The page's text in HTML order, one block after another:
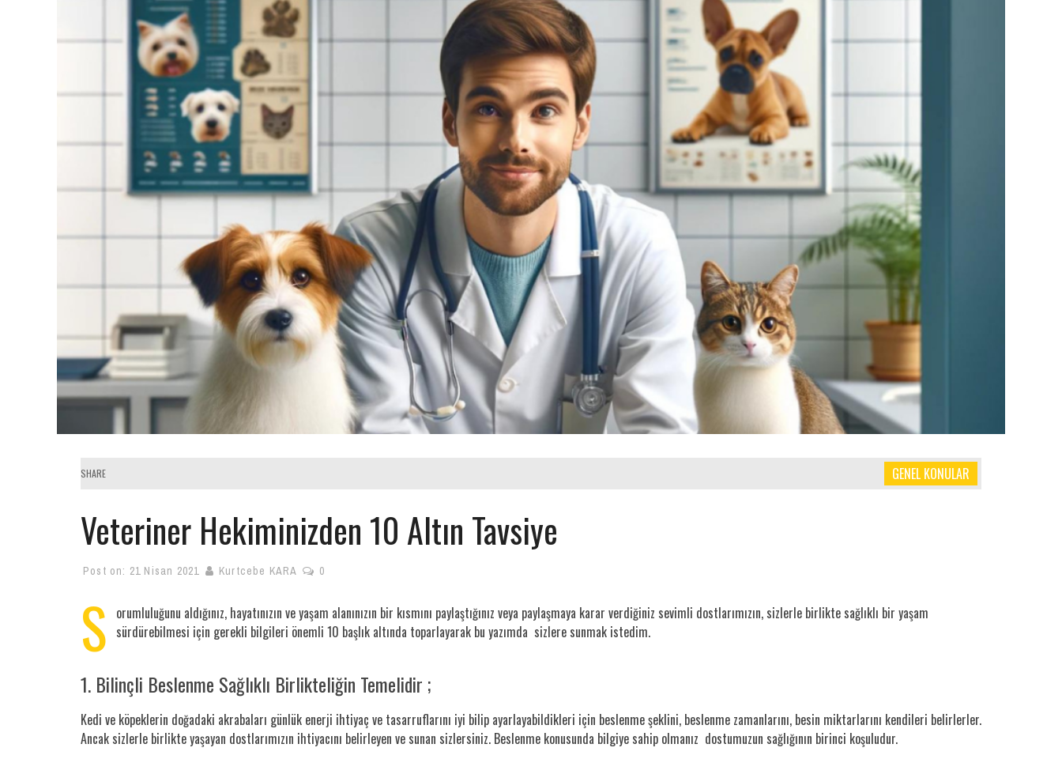
SHARE GENEL KONULAR
Veteriner Hekiminizden 10 Altın Tavsiye
Post on: 21 Nisan 2021 Kurtcebe KARA 0
S orumluluğunu aldığınız, hayatınızın ve yaşam alanınızın bir kısmını paylaştığınız veya paylaşmaya karar verdiğiniz sevimli dostlarımızın, sizlerle birlikte sağlıklı bir yaşam
sürdürebilmesi için gerekli bilgileri önemli 10 başlık altında toparlayarak bu yazımda sizlere sunmak istedim.
1. Bilinçli Beslenme Sağlıklı Birlikteliğin Temelidir ;
Kedi ve köpeklerin doğadaki akrabaları günlük enerji ihtiyaç ve tasarruflarını iyi bilip ayarlayabildikleri için beslenme şeklini, beslenme zamanlarını, besin miktarlarını kendileri belirlerler.
Ancak sizlerle birlikte yaşayan dostlarımızın ihtiyacını belirleyen ve sunan sizlersiniz. Beslenme konusunda bilgiye sahip olmanız dostumuzun sağlığının birinci koşuludur.